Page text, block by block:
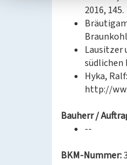
2016, 145.
Lausitzer
südlichen
Hyka,
http://
Bauherr /
--
BKM-Nummer: